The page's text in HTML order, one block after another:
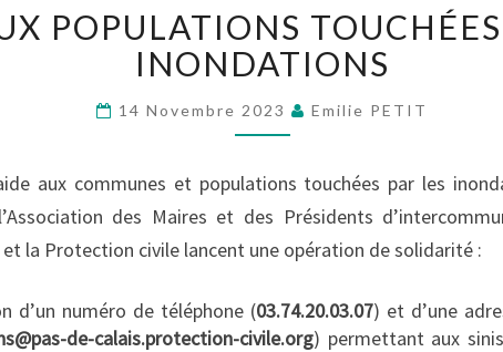
AUX
POPULATIONS
TOUCHÉES
PAR
LES
POPULATIONS TOUCHÉES
INONDATIONS
14 Novembre 2023 Emilie PETIT
aux communes et populations touchées par les
des Maires et des Présidents
et la Protection civile lancent une opération de solidarité :
d’un numéro de téléphone (03.74.20.03.07) et d’une
de-calais.protection-civile.org) permettant aux